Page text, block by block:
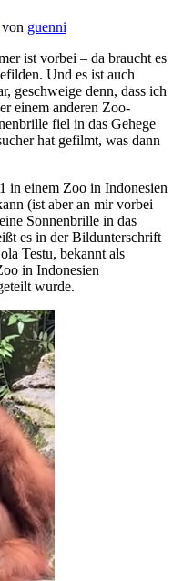
von guenni
ist vorbei – da braucht es
Und es ist auch
geschweige denn, dass ich
einem anderen Zoo-
fiel in das Gehege
hat gefilmt, was dann
in einem Zoo in Indonesien
(ist aber an mir vorbei
Sonnenbrille in das
es in der Bildunterschrift
Testu, bekannt als
in Indonesien
wurde.